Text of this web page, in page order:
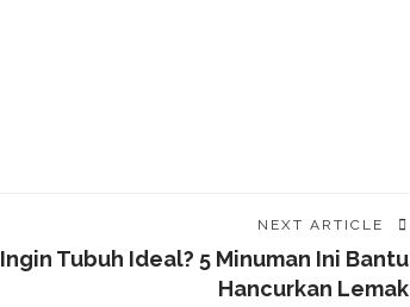
NEXT ARTICLE
Ingin Tubuh Ideal? 5 Minuman Ini Bantu
Hancurkan Lemak